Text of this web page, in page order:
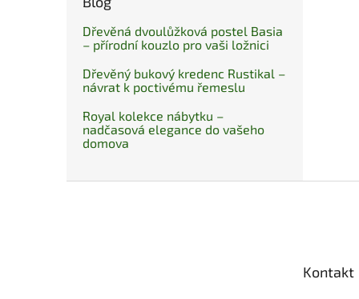
Dřevěná dvoulůžková postel Basia
– přírodní kouzlo pro vaši ložnici
Dřevěný bukový kredenc Rustikal –
návrat k poctivému řemeslu
Royal kolekce nábytku –
nadčasová elegance do vašeho
domova
Kontakt